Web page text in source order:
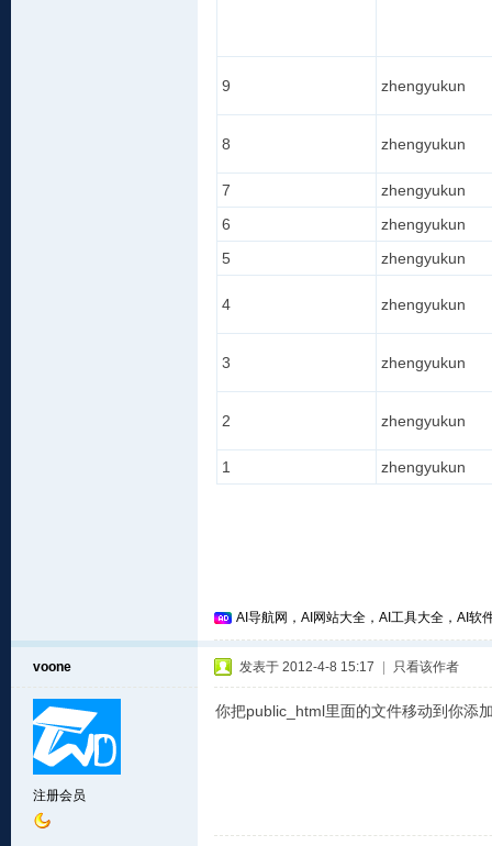
9 zhengyukun
8 zhengyukun
7
zhengyukun
6
zhengyukun
5
zhengyukun
4 zhengyukun
3 zhengyukun
2 zhengyukun
1 zhengyukun
AI导航网，AI网站大全，AI工具大全，AI软
voone
注册会员
发表于 2012-4-8 15:17 只看该作者
你把public_html里面的文件移动到你添